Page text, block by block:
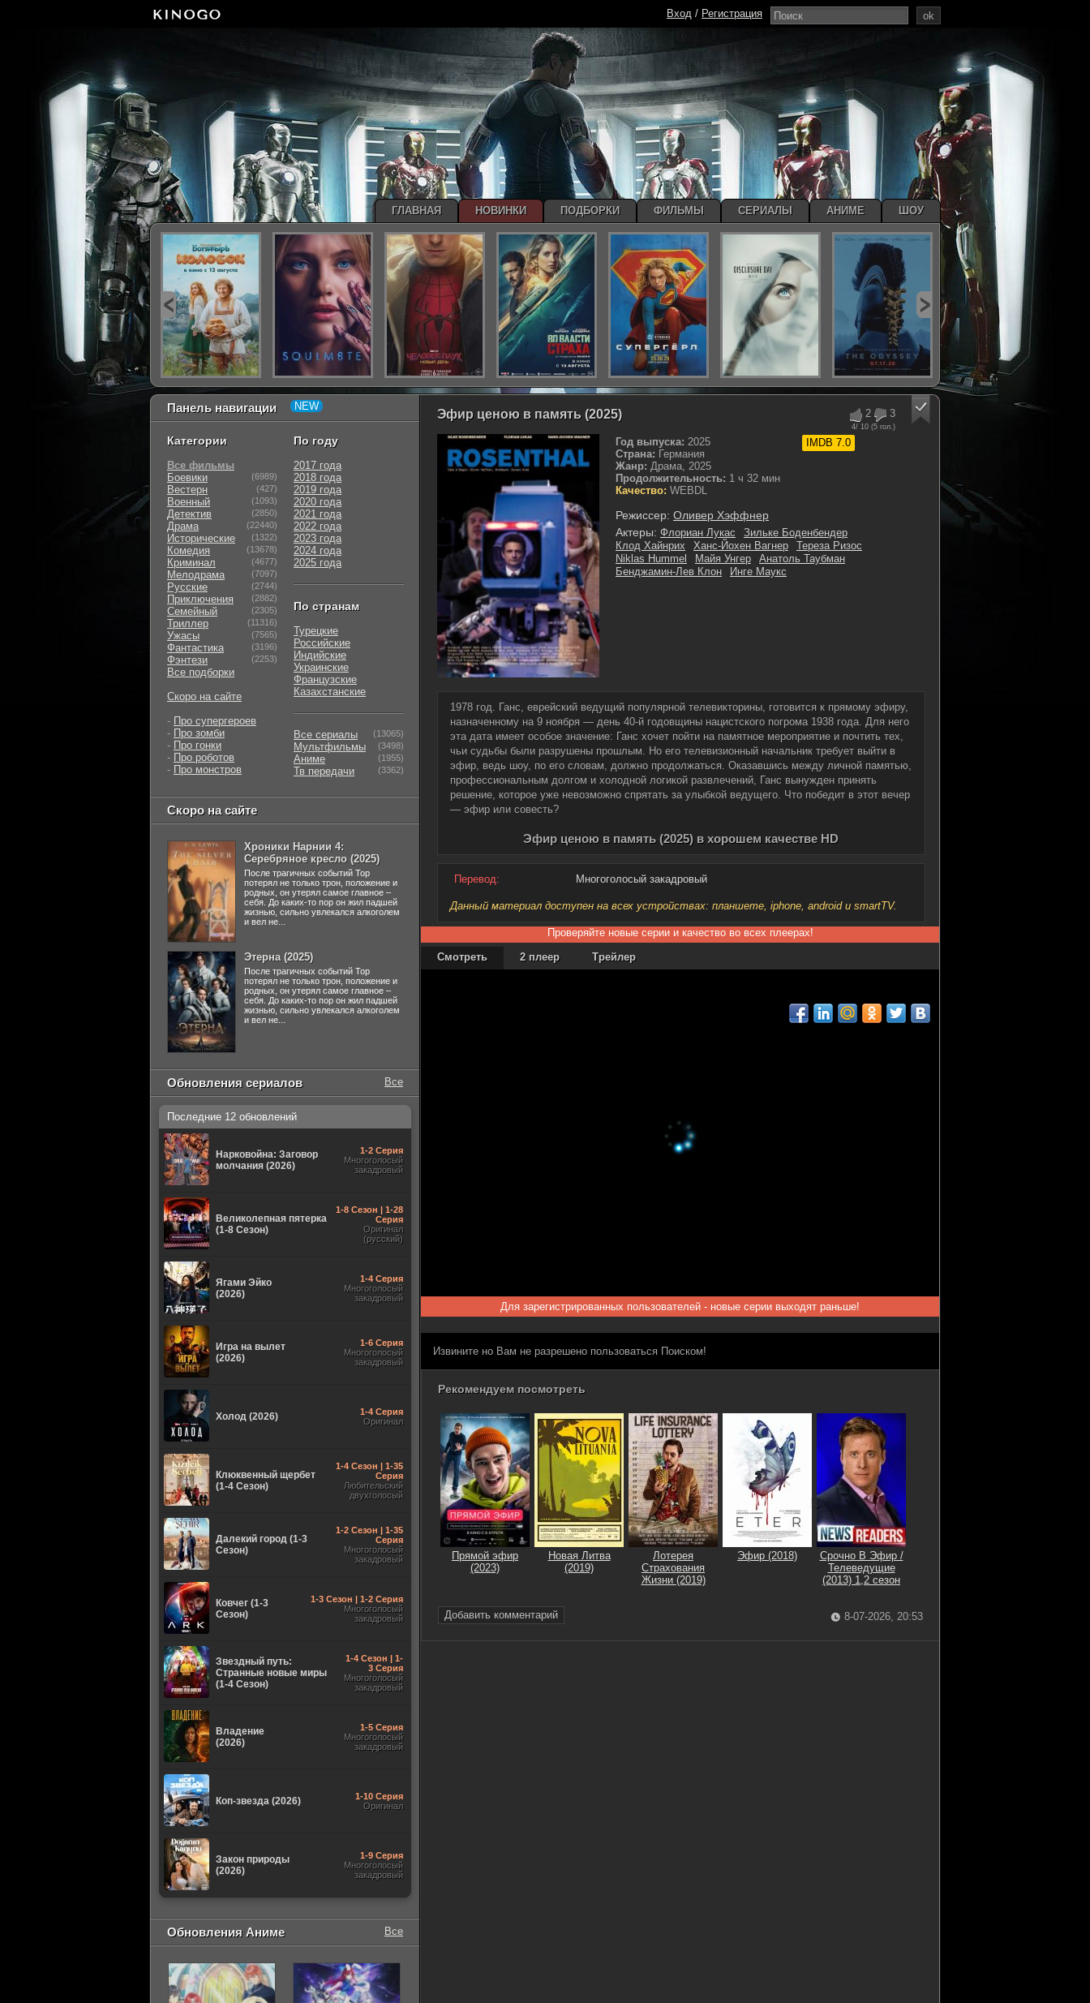
2 3
4/ 10 (5 гол.)
IMDB 7.0
Эфир ценою в память (2025)
Год выпуска: 2025
Страна: Германия
Жанр: Драма, 2025
Продолжительность: 1 ч 32 мин
Качество: WEBDL
Режиссер: Оливер Хэффнер
Актеры: Флориан Лукас
Зильке Боденбендер
Клод Хайнрих
Ханс-Йохен Вагнер
Тереза Ризос
Niklas Hummel
Майя Унгер
Анатоль Таубман
Бенджамин-Лев Клон
Инге Маукс
1978 год. Ганс, еврейский ведущий популярной телевикторины, готовится к прямому эфиру,
назначенному на 9 ноября — день 40-й годовщины нацистского погрома 1938 года. Для него
эта дата имеет особое значение: Ганс хочет пойти на памятное мероприятие и почтить тех,
чьи судьбы были разрушены прошлым. Но его телевизионный начальник требует выйти в
эфир, ведь шоу, по его словам, должно продолжаться. Оказавшись между личной памятью,
профессиональным долгом и холодной логикой развлечений, Ганс вынужден принять
решение, которое уже невозможно спрятать за улыбкой ведущего. Что победит в этот вечер
— эфир или совесть?
Эфир ценою в память (2025) в хорошем качестве HD
Перевод: Многоголосый закадровый
Данный материал доступен на всех устройствах: планшете, iphone, android и smartTV.
Проверяйте новые серии и качество во всех плеерах!
Смотреть
2 плеер Трейлер
Для зарегистрированных пользователей - новые серии выходят раньше!
Извините но Вам не разрешено пользоваться Поиском!
Рекомендуем посмотреть
Прямой эфир
(2023)
Новая Литва
(2019)
Лотерея
Страхования
Жизни (2019)
Эфир (2018)
Срочно В Эфир /
Телеведущие
(2013) 1,2 сезон
Добавить комментарий 8-07-2026, 20:53
Панель навигации
Категории
Все фильмы
Боевики
(6989)
Вестерн (427)
Военный (1093)
Детектив (2850)
Драма (22440)
Исторические (1322)
Комедия (13678)
Криминал (4677)
Мелодрама (7097)
Русские (2744)
Приключения (2882)
Семейный (2305)
Триллер (11316)
Ужасы (7565)
Фантастика (3196)
Фэнтези (2253)
Все подборки
Скоро на сайте
- Про супергероев
- Про зомби
- Про гонки
- Про роботов
- Про монстров
По году
2017 года
2018 года
2019 года
2020 года
2021 года
2022 года
2023 года
2024 года
2025 года
По странам
Турецкие
Российские
Индийские
Украинские
Французские
Казахстанские
Все сериалы (13065)
Мультфильмы (3498)
Аниме (1955)
Тв передачи (3362)
Скоро на сайте
Хроники Нарнии 4:
Серебряное кресло (2025)
После трагичных событий Тор
потерял не только трон, положение и
родных, он утерял самое главное –
себя. До каких-то пор он жил падшей
жизнью, сильно увлекался алкоголем
и вел не...
Этерна (2025)
После трагичных событий Тор
потерял не только трон, положение и
родных, он утерял самое главное –
себя. До каких-то пор он жил падшей
жизнью, сильно увлекался алкоголем
и вел не...
Обновления сериалов Все
Последние 12 обновлений
Нарковойна: Заговор
молчания (2026)
1-2 Серия
Многоголосый
закадровый
Великолепная пятерка
(1-8 Сезон)
1-8 Сезон | 1-28
Серия
Оригинал
(русский)
Ягами Эйко
(2026)
1-4 Серия
Многоголосый
закадровый
Игра на вылет
(2026)
1-6 Серия
Многоголосый
закадровый
Холод (2026)
1-4 Серия
Оригинал
Клюквенный щербет
(1-4 Сезон)
1-4 Сезон | 1-35
Серия
Любительский
двухголосый
Далекий город (1-3
Сезон)
1-2 Сезон | 1-35
Серия
Многоголосый
закадровый
Ковчег (1-3
Сезон)
1-3 Сезон | 1-2 Серия
Многоголосый
закадровый
Звездный путь:
Странные новые миры
(1-4 Сезон)
1-4 Сезон | 1-
3 Серия
Многоголосый
закадровый
Владение
(2026)
1-5 Серия
Многоголосый
закадровый
Коп-звезда (2026)
1-10 Серия
Оригинал
Закон природы
(2026)
1-9 Серия
Многоголосый
закадровый
Обновления Аниме Все
ok
Вход / Регистрация
ГЛАВНАЯ НОВИНКИ ПОДБОРКИ ФИЛЬМЫ СЕРИАЛЫ АНИМЕ ШОУ